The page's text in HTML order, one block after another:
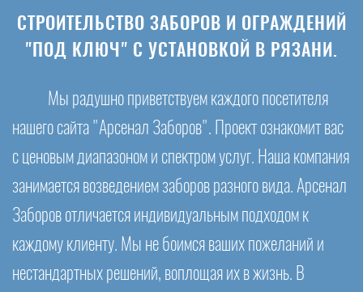
СТРОИТЕЛЬСТВО ЗАБОРОВ И ОГРАЖДЕНИЙ
"ПОД КЛЮЧ" С УСТАНОВКОЙ В РЯЗАНИ.
Мы радушно приветствуем каждого посетителя
нашего сайта "Арсенал Заборов". Проект ознакомит вас
с ценовым диапазоном и спектром услуг. Наша компания
занимается возведением заборов разного вида. Арсенал
Заборов отличается индивидуальным подходом к
каждому клиенту. Мы не боимся ваших пожеланий и
нестандартных решений, воплощая их в жизнь. В